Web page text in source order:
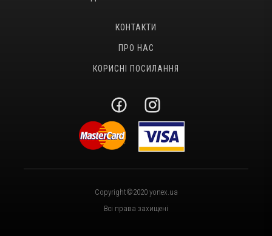
КОНТАКТИ
ПРО НАС
КОРИСНІ ПОСИЛАННЯ
Copyright©2020 yonex.ua
Всі права захищені